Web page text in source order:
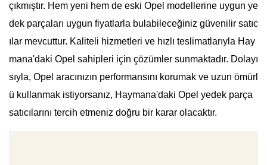
çıkmıştır. Hem yeni hem de eski Opel modellerine uygun ye
dek parçaları uygun fiyatlarla bulabileceğiniz güvenilir satıc
ılar mevcuttur. Kaliteli hizmetleri ve hızlı teslimatlarıyla Hay
mana'daki Opel sahipleri için çözümler sunmaktadır. Dolayı
sıyla, Opel aracınızın performansını korumak ve uzun ömürl
ü kullanmak istiyorsanız, Haymana'daki Opel yedek parça
satıcılarını tercih etmeniz doğru bir karar olacaktır.